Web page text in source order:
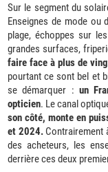
Sur le segment du
Enseignes de mode ou
plage, échoppes sur
grandes surfaces,
faire face à plus de
pourtant ce sont bel et
se démarquer : un
opticien. Le canal
son côté, monte en
et 2024.Contrairement
des acheteurs, les
derrière ces deux